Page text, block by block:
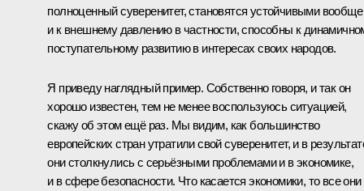
полноценный суверенитет, становятся устойчивыми вообще
и к внешнему давлению в частности, способны к
поступательному развитию в интересах своих народов.
Я приведу наглядный пример. Собственно говоря, и так он
хорошо известен, тем не менее воспользуюсь ситуацией,
скажу об этом ещё раз. Мы видим, как большинство
европейских стран утратили свой суверенитет, и в
они столкнулись с серьёзными проблемами и в экономике,
и в сфере безопасности. Что касается экономики, то все они